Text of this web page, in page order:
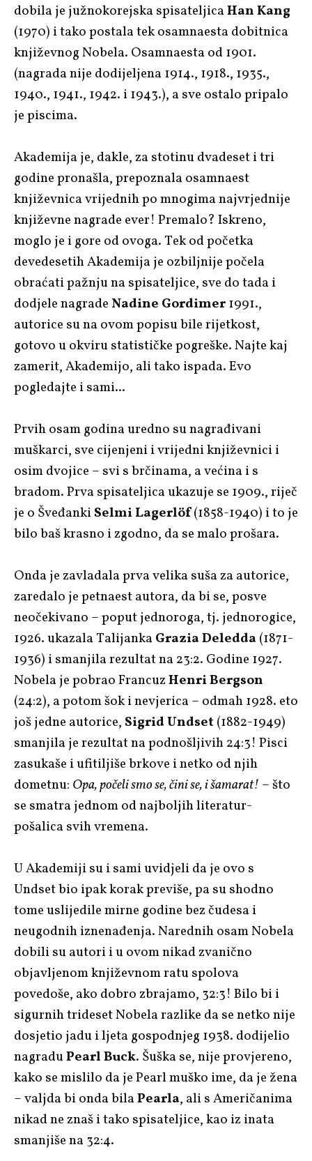
dobila je južnokorejska spisateljicaHan Kang
(1970) i tako postala tek osamnaesta dobitnica
književnog Nobela. Osamnaesta od 1901.
(nagrada nije dodijeljena 1914., 1918., 1935.,
1940., 1941., 1942. i 1943.), a sve ostalo pripalo
je piscima.
Akademija je, dakle, za stotinu dvadeset i tri
godine pronašla, prepoznala osamnaest
književnica vrijednih po mnogima najvrjednije
književne nagrade ever! Premalo? Iskreno,
moglo je i gore od ovoga. Tek od početka
devedesetih Akademija je ozbiljnije počela
obraćati pažnju na spisateljice, sve do tada i
dodjele nagrade Nadine Gordimer1991.,
autorice su na ovom popisu bile rijetkost,
gotovo u okviru statističke pogreške. Najte kaj
zamerit, Akademijo, ali tako ispada. Evo
pogledajte i sami...
Prvih osam godina uredno su nagrađivani
muškarci, sve cijenjeni i vrijedni književnici i
osim dvojice – svi s brčinama, a većina i s
bradom. Prva spisateljica ukazuje se 1909., riječ
je o ŠveđankiSelmi Lagerlöf(1858-1940) i to je
bilo baš krasno i zgodno, da se malo prošara.
Onda je zavladala prva velika suša za autorice,
zaredalo je petnaest autora, da bi se, posve
neočekivano – poput jednoroga, tj. jednorogice,
1926. ukazala Talijanka Grazia Deledda(1871-
1936) i smanjila rezultat na 23:2. Godine 1927.
Nobela je pobrao FrancuzHenri Bergson
(24:2), a potom šok i nevjerica – odmah 1928. eto
još jedne autorice,Sigrid Undset (1882-1949)
smanjila je rezultat na podnošljivih 24:3! Pisci
zasukaše i ufitiljiše brkove i netko od njih
dometnu: Opa, počeli smo se, čini se, i šamarat! – što
se smatra jednom od najboljih literatur-
pošalica svih vremena.
U Akademiji su i sami uvidjeli da je ovo s
Undset bio ipak korak previše, pa su shodno
tome uslijedile mirne godine bez čudesa i
neugodnih iznenađenja. Narednih osam Nobela
dobili su autori i u ovom nikad zvanično
objavljenom književnom ratu spolova
povedoše, ako dobro zbrajamo, 32:3! Bilo bi i
sigurnih trideset Nobela razlike da se netko nije
dosjetio jadu i ljeta gospodnjeg 1938. dodijelio
nagraduPearl Buck. Šuška se, nije provjereno,
kako se mislilo da je Pearl muško ime, da je žena
– valjda bi onda bilaPearla, ali s Američanima
nikad ne znaš i tako spisateljice, kao iz inata
smanjiše na 32:4.